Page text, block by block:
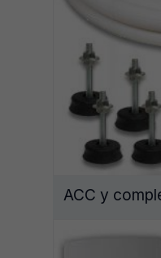
ACC y